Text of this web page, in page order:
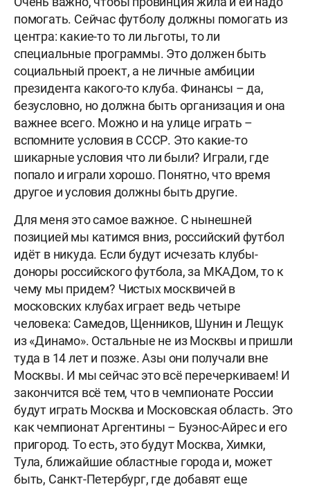
помогать. Сейчас футболу должны помогать из
центра: какие-то то ли льготы, то ли
специальные программы. Это должен быть
социальный проект, а не личные амбиции
президента какого-то клуба. Финансы – да,
безусловно, но должна быть организация и она
важнее всего. Можно и на улице играть –
вспомните условия в СССР. Это какие-то
шикарные условия что ли были? Играли, где
попало и играли хорошо. Понятно, что время
другое и условия должны быть другие.
Для меня это самое важное. С нынешней
позицией мы катимся вниз, российский футбол
идёт в никуда. Если будут исчезать клубы-
доноры российского футбола, за МКАДом, то к
чему мы придем? Чистых москвичей в
московских клубах играет ведь четыре
человека: Самедов, Щенников, Шунин и Лещук
из «Динамо». Остальные не из Москвы и пришли
туда в 14 лет и позже. Азы они получали вне
Москвы. И мы сейчас это всё перечеркиваем! И
закончится всё тем, что в чемпионате России
будут играть Москва и Московская область. Это
как чемпионат Аргентины – Буэнос-Айрес и его
пригород. То есть, это будут Москва, Химки,
Тула, ближайшие областные города и, может
быть, Санкт-Петербург, где добавят еще